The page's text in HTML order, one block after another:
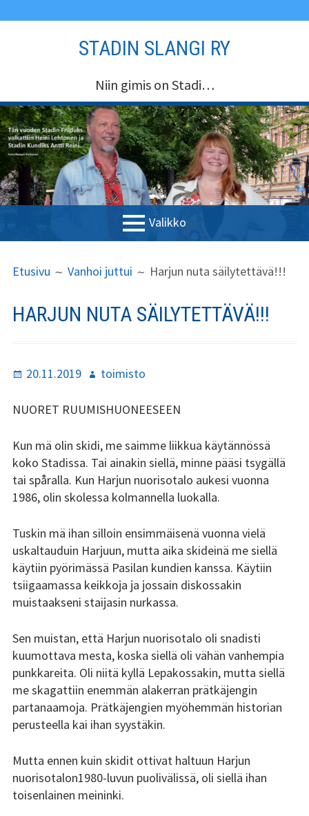
STADIN SLANGI RY
Niin gimis on Stadi…
Valikko
VALIKKO
Stadin Slangi ry:n säännöt
Historia
Toiminta
Tsilari
Tsilari 2021
Tsilari 2020
Tsilari 2019
Tsilari 2018
Tsilari 2017
Tsilari 2016
Tsilari 2015
Tsilari 2014
Tsilari 2013
Etusivu Vanhoi juttui Harjun nuta säilytettävä!!!
HARJUN NUTA SÄILYTETTÄVÄ!!!
Julkaistu
20.11.2019 Kirjoittaja
toimisto
NUORET RUUMISHUONEESEEN
Kun mä olin skidi, me saimme liikkua käytännössä
koko Stadissa. Tai ainakin siellä, minne pääsi tsygällä
tai spåralla. Kun Harjun nuorisotalo aukesi vuonna
1986, olin skolessa kolmannella luokalla.
Tuskin mä ihan silloin ensimmäisenä vuonna vielä
uskaltauduin Harjuun, mutta aika skideinä me siellä
käytiin pyörimässä Pasilan kundien kanssa. Käytiin
tsiigaamassa keikkoja ja jossain diskossakin
muistaakseni staijasin nurkassa.
Sen muistan, että Harjun nuorisotalo oli snadisti
kuumottava mesta, koska siellä oli vähän vanhempia
punkkareita. Oli niitä kyllä Lepakossakin, mutta siellä
me skagattiin enemmän alakerran prätkäjengin
partanaamoja. Prätkäjengien myöhemmän historian
perusteella kai ihan syystäkin.
Mutta ennen kuin skidit ottivat haltuun Harjun
nuorisotalon1980-luvun puolivälissä, oli siellä ihan
toisenlainen meininki.